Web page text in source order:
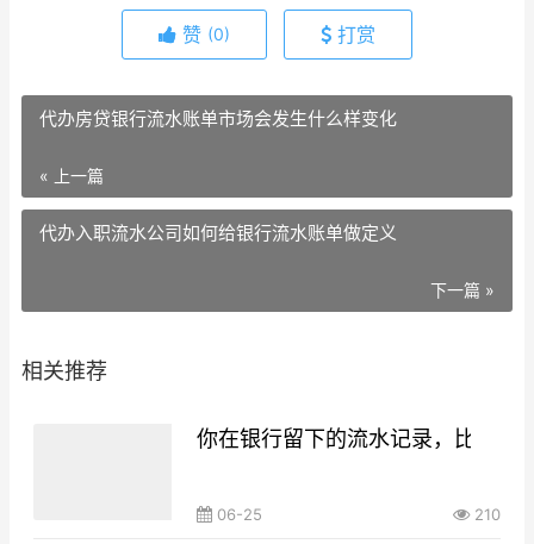
赞 (0) 打赏
代办房贷银行流水账单市场会发生什么样变化
« 上一篇
代办入职流水公司如何给银行流水账单做定义
下一篇 »
相关推荐
你在银行留下的流水记录，比你想
06-25 210